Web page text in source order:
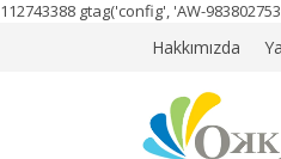
112743388 gtag('config', 'AW-
Hakkımızda